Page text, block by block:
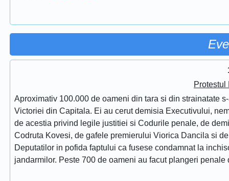
Protestul
Aproximativ 100.000 de oameni din tara si din strainatate
Victoriei din Capitala. Ei au cerut demisia Executivului,
de acestia privind legile justitiei si Codurile penale, de
Codruta Kovesi, de gafele premierului Viorica Dancila si
Deputatilor in pofida faptului ca fusese condamnat la
jandarmilor. Peste 700 de oameni au facut plangeri